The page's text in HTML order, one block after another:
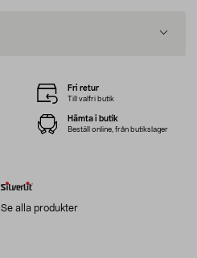
Se alla produkter
Fri retur
Till valfri butik
Hämta i butik
Beställ online, från butikslager